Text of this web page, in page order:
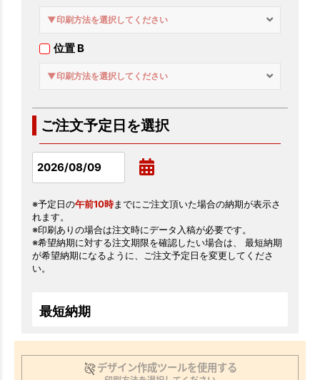
▼印刷方法を選択してください
位置 B
▼印刷方法を選択してください
ご注文予定日を選択
※予定日の午前10時までにご注文頂いた場合の納期が表示さ
れます。
※印刷ありの場合は注文時にデータ入稿が必要です。
※希望納期に対する注文期限を確認したい場合は、 最短納期
が希望納期になるように、ご注文予定日を変更してくださ
い。
最短納期
デザイン作成ツールを使用する